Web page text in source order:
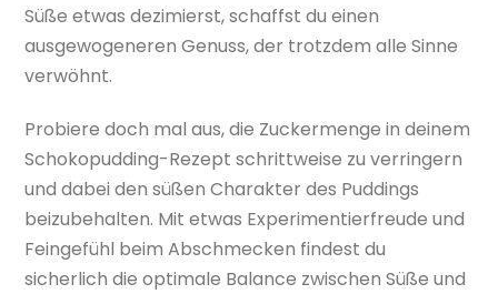
Süße etwas dezimierst, schaffst du einen
ausgewogeneren Genuss, der trotzdem alle Sinne
verwöhnt.
Probiere doch mal aus, die Zuckermenge in deinem
Schokopudding-Rezept schrittweise zu verringern
und dabei den süßen Charakter des Puddings
beizubehalten. Mit etwas Experimentierfreude und
Feingefühl beim Abschmecken findest du
sicherlich die optimale Balance zwischen Süße und